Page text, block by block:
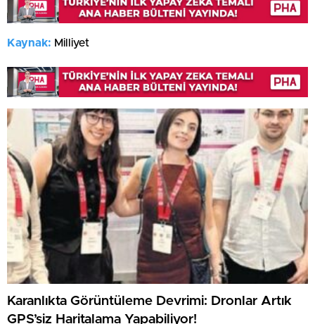
Kaynak: Milliyet
Karanlıkta Görüntüleme Devrimi: Dronlar Artık
GPS’siz Haritalama Yapabiliyor!